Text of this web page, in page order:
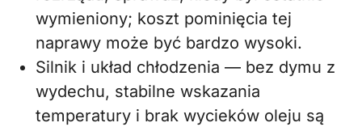
wymieniony; koszt pominięcia tej
naprawy może być bardzo wysoki.
Silnik i układ chłodzenia — bez dymu z
wydechu, stabilne wskazania
temperatury i brak wycieków oleju są